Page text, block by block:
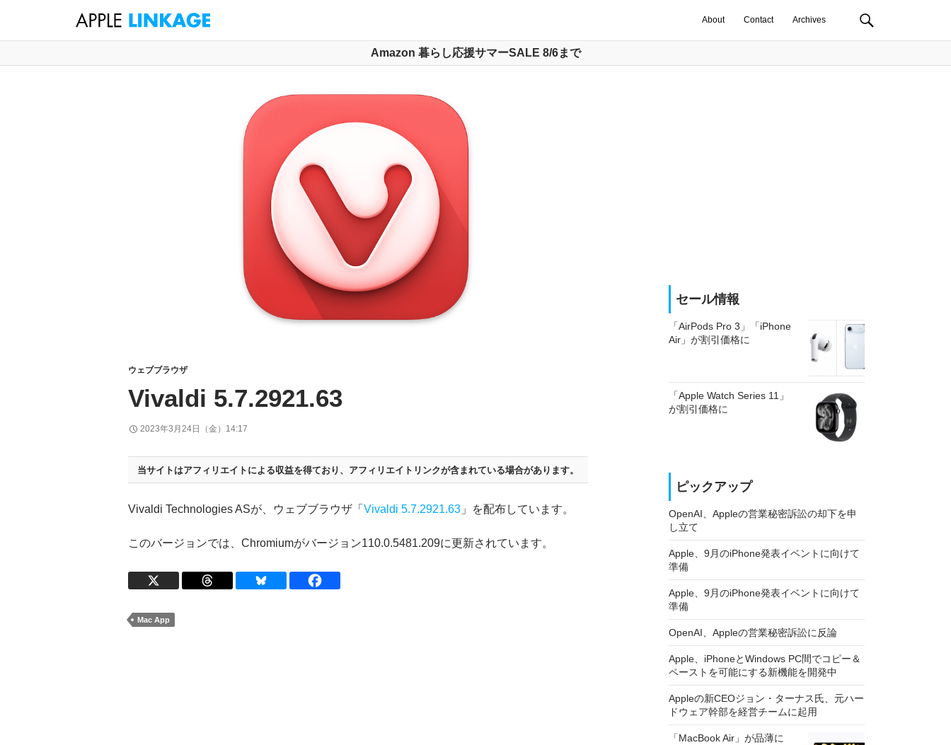
ン
About Contact Archives
Amazon 暮らし応援サマーSALE 8/6まで
ウェブブラウザ
Vivaldi 5.7.2921.63
2023年3月24日（金）14:17
当サイトはアフィリエイトによる収益を得ており、 アフィリエイトリンクが含まれている場合があります。
Vivaldi Technologies ASが、ウェブブラウザ「Vivaldi 5.7.2921.63 」を配布しています。
このバージョンでは、Chromiumがバージョン110.0.5481.209に更新されています。
Mac App
セール情報
「AirPods Pro 3」「iPhone
Air」が割引価格に
「Apple Watch Series 11」
が割引価格に
ピックアップ
OpenAI、Appleの営業秘密訴訟の却下を申
し立て
Apple、9月のiPhone発表イベントに向けて
準備
Apple、9月のiPhone発表イベントに向けて
準備
OpenAI、Appleの営業秘密訴訟に反論
Apple、iPhoneとWindows PC間でコピー＆
ペーストを可能にする新機能を開発中
Appleの新CEOジョン・ターナス氏、元ハー
ドウェア幹部を経営チームに起用
「MacBook Air」が品薄に